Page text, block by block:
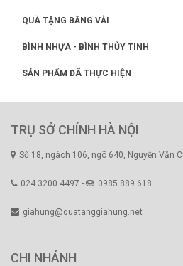
QUÀ TẶNG BẰNG VẢI
BÌNH NHỰA - BÌNH THỦY TINH
SẢN PHẨM ĐÃ THỰC HIỆN
TRỤ SỞ CHÍNH HÀ NỘI
Số 18, ngách 106, ngõ 640, Nguyễn Văn
024.3200.4497 - 0985 889 618
giahung@quatanggiahung.net
CHI NHÁNH